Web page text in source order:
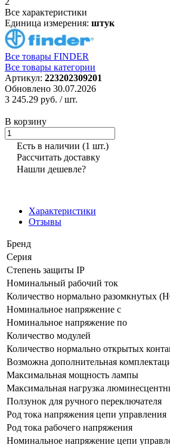
Все характеристики
Единица измерения: штук
Все товары FINDER
Все товары категории
Артикул: 223202309201
Обновлено 30.07.2026
3 245.29 руб. / шт.
В корзину
Есть в наличии (1 шт.)
Рассчитать доставку
Нашли дешевле?
Характеристики
Отзывы
Бренд
Серия
Степень защиты IP
Номинальный рабочий ток
Количество нормально разомкнутых
Номинальное напряжение с
Номинальное напряжение по
Количество модулей
Количество нормально открытых
Возможна дополнительная
Максимальная мощность лампы
Максимальная нагрузка
Ползунок для ручного переключателя
Род тока напряжения цепи управления
Род тока рабочего напряжения
Номинальное напряжение цепи